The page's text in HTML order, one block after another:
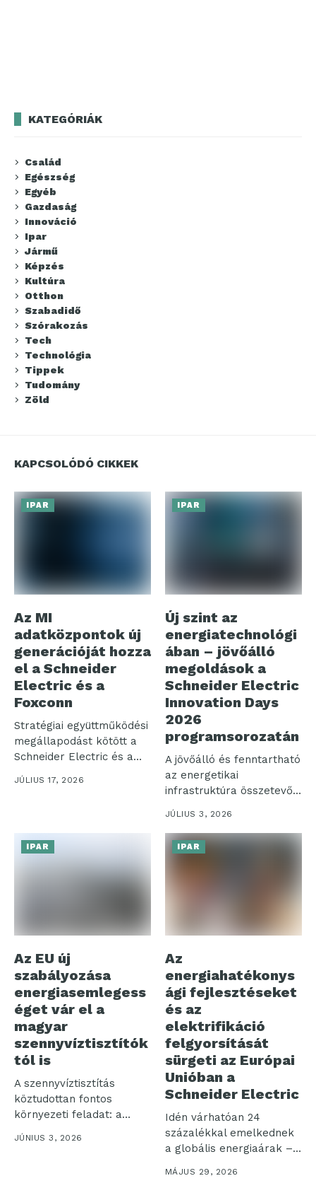
KATEGÓRIÁK
Család
Egészség
Egyéb
Gazdaság
Innováció
Ipar
Jármű
Képzés
Kultúra
Otthon
Szabadidő
Szórakozás
Tech
Technológia
Tippek
Tudomány
Zöld
KAPCSOLÓDÓ CIKKEK
IPAR
Az MI
adatközpontok új
generációját hozza
el a Schneider
Electric és a
Foxconn
Stratégiai együttműködési
megállapodást kötött a
Schneider Electric és a
Hon Hai Technology...
JÚLIUS 17, 2026
IPAR
Új szint az
energiatechnológi
ában – jövőálló
megoldások a
Schneider Electric
Innovation Days
2026
programsorozatán
A jövőálló és fenntartható
az energetikai
infrastruktúra összetevői,
szemléletváltás az
épületeink esetében,...
JÚLIUS 3, 2026
IPAR
Az EU új
szabályozása
energiasemlegess
éget vár el a
magyar
szennyvíztisztítók
tól is
A szennyvíztisztítás
köztudottan fontos
környezeti feladat: a
természetes vizekbe
visszaengedett szennyvíz
JÚNIUS 3, 2026
IPAR
Az
energiahatékonys
ági fejlesztéseket
és az
elektrifikáció
felgyorsítását
sürgeti az Európai
Unióban a
Schneider Electric
Idén várhatóan 24
százalékkal emelkednek
a globális energiaárak –
ez a legnagyobb...
MÁJUS 29, 2026